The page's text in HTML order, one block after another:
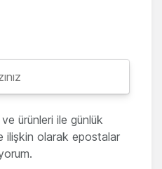
ürünleri ile günlük
ilişkin olarak epostalar